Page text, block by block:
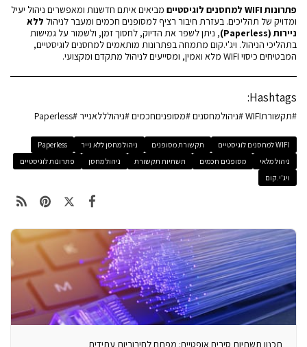
פתרונות WIFI למחסנים לוגיסטיים
מביאים איתם חדשנות ומאפשרים ניהול יעיל
ומדויק של תהליכים. בעזרת חיבור רציף למסופנים חכמים ומעבר לניהול ללא
ניירות (Paperless)
, ניתן לשפר את הדיוק, לחסוך זמן, ולשמור על גמישות
בתהליכי הניהול. ויג'י.קום מתמחה בפתרונות מותאמים למחסנים לוגיסטיים,
המבטיחים כיסוי WIFI מלא ואמין, ומסייעים לניהול מתקדם ומקצועי.
Hashtags:
#תקשורתWIFI #ניהולמחסנים #מסופניםחכמים #ניהולללאנייר #Paperless
WIFI למחסנים לוגיסטיים תקשורת מסופנים ניהול מחסן ללא נייר
Paperless
ניהול מלאי
מסופנים חכמים תשתיות תקשורת ניהול מחסן
פתרונות לוגיסטיים
ויג'י.קום